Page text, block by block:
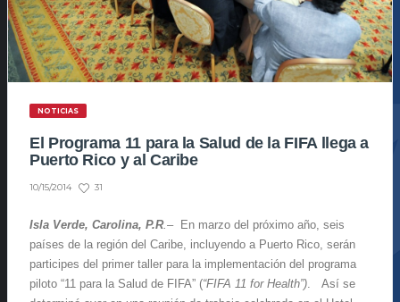
NOTICIAS
El Programa 11 para la Salud de la FIFA llega a
Puerto Rico y al Caribe
10/15/2014 31
Isla Verde, Carolina, P.R. – En marzo del próximo año, seis
países de la región del Caribe, incluyendo a Puerto Rico, serán
participes del primer taller para la implementación del programa
piloto “11 para la Salud de FIFA” (“FIFA 11 for Health”) . Así se